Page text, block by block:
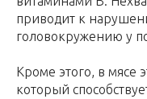
приводит к
головокружению у
Кроме этого, в мясе
который